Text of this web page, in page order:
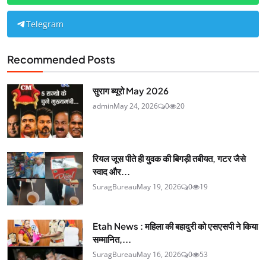
Telegram
Recommended Posts
सुराग ब्यूरो May 2026
adminMay 24, 2026 0 20
रियल जूस पीते ही युवक की बिगड़ी तबीयत, गटर जैसे
स्वाद और...
SuragBureauMay 19, 2026 0 19
Etah News : महिला की बहादुरी को एसएसपी ने किया
सम्मानित,...
SuragBureauMay 16, 2026 0 53